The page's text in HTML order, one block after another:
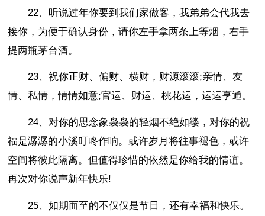
22、听说过年你要到我们家做客，我弟弟会代我去
接你，为便于确认身份，请你左手拿两条上等烟，右手
提两瓶茅台酒。
23、祝你正财、偏财、横财，财源滚滚;亲情、友
情、私情，情情如意;官运、财运、桃花运，运运亨通。
24、对你的思念象袅袅的轻烟不绝如缕，对你的祝
福是潺潺的小溪叮咚作响。或许岁月将往事褪色，或许
空间将彼此隔离。但值得珍惜的依然是你给我的情谊。
再次对你说声新年快乐!
25、如期而至的不仅仅是节日，还有幸福和快乐。